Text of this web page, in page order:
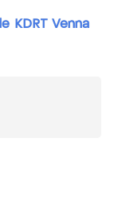
KDRT Venna